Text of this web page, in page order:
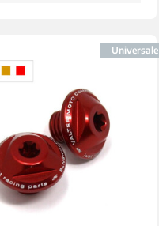
Universale